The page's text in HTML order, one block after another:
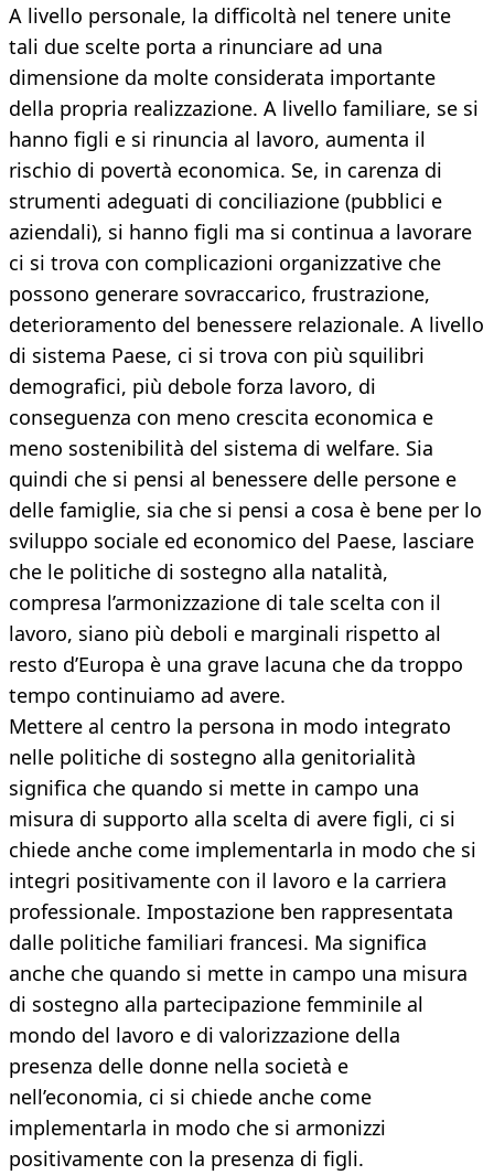
A livello personale, la difficoltà nel tenere unite
tali due scelte porta a rinunciare ad una
dimensione da molte considerata importante
della propria realizzazione. A livello familiare, se si
hanno figli e si rinuncia al lavoro, aumenta il
rischio di povertà economica. Se, in carenza di
strumenti adeguati di conciliazione (pubblici e
aziendali), si hanno figli ma si continua a lavorare
ci si trova con complicazioni organizzative che
possono generare sovraccarico, frustrazione,
deterioramento del benessere relazionale. A livello
di sistema Paese, ci si trova con più squilibri
demografici, più debole forza lavoro, di
conseguenza con meno crescita economica e
meno sostenibilità del sistema di welfare. Sia
quindi che si pensi al benessere delle persone e
delle famiglie, sia che si pensi a cosa è bene per lo
sviluppo sociale ed economico del Paese, lasciare
che le politiche di sostegno alla natalità,
compresa l’armonizzazione di tale scelta con il
lavoro, siano più deboli e marginali rispetto al
resto d’Europa è una grave lacuna che da troppo
tempo continuiamo ad avere.
Mettere al centro la persona in modo integrato
nelle politiche di sostegno alla genitorialità
significa che quando si mette in campo una
misura di supporto alla scelta di avere figli, ci si
chiede anche come implementarla in modo che si
integri positivamente con il lavoro e la carriera
professionale. Impostazione ben rappresentata
dalle politiche familiari francesi. Ma significa
anche che quando si mette in campo una misura
di sostegno alla partecipazione femminile al
mondo del lavoro e di valorizzazione della
presenza delle donne nella società e
nell’economia, ci si chiede anche come
implementarla in modo che si armonizzi
positivamente con la presenza di figli.